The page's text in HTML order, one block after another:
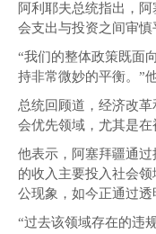
阿利耶夫总统指出，
会支出与投资之间审慎
“我们的整体政策既面
持非常微妙的平衡。”他
总统回顾道，经济改
会优先领域，尤其是在
他表示，阿塞拜疆通
的收入主要投入社会
公现象，如今正通过透
“过去该领域存在的违